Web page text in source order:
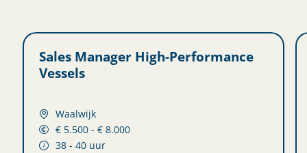
Sales Manager High-Performance
Vessels
Waalwijk
€ 5.500 - € 8.000
38 - 40 uur